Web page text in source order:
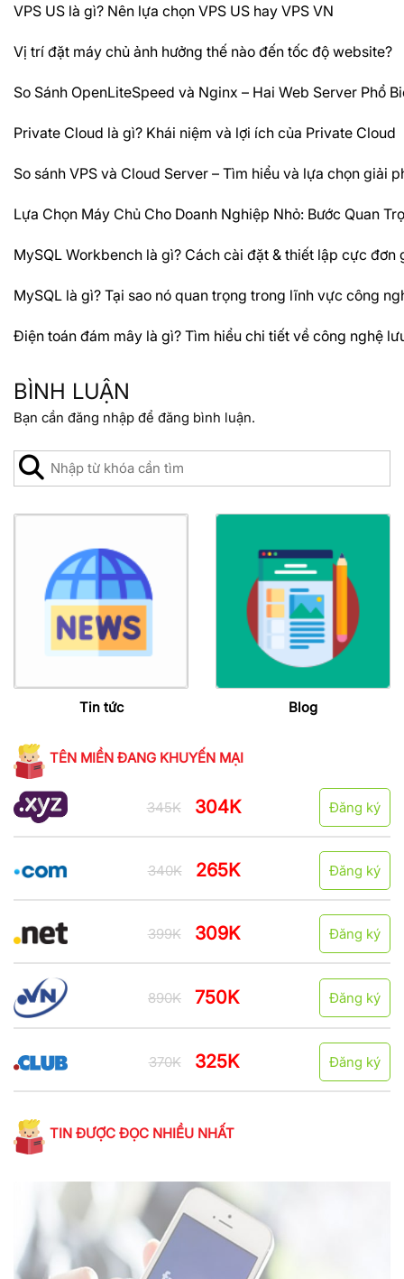
VPS US là gì? Nên lựa chọn VPS US hay VPS VN
Vị trí đặt máy chủ ảnh hưởng thế nào đến tốc độ website?
So Sánh OpenLiteSpeed và Nginx – Hai Web Server Phổ
Private Cloud là gì? Khái niệm và lợi ích của Private Cloud
So sánh VPS và Cloud Server – Tìm hiểu và lựa chọn giải
Lựa Chọn Máy Chủ Cho Doanh Nghiệp Nhỏ: Bước Quan
MySQL Workbench là gì? Cách cài đặt & thiết lập cực đơn
MySQL là gì? Tại sao nó quan trọng trong lĩnh vực công
Điện toán đám mây là gì? Tìm hiểu chi tiết về công nghệ
BÌNH LUẬN
Bạn cần đăng nhập để đăng bình luận.
Tin tức Blog
TÊN MIỀN ĐANG KHUYẾN MẠI
345K 304K Đăng ký
340K 265K Đăng ký
399K 309K Đăng ký
890K 750K Đăng ký
370K 325K Đăng ký
TIN ĐƯỢC ĐỌC NHIỀU NHẤT